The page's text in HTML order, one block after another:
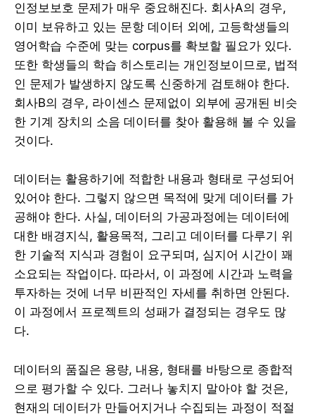
인정보보호 문제가 매우 중요해진다. 회사A의 경우,
이미 보유하고 있는 문항 데이터 외에, 고등학생들의
영어학습 수준에 맞는 corpus를 확보할 필요가 있다.
또한 학생들의 학습 히스토리는 개인정보이므로, 법적
인 문제가 발생하지 않도록 신중하게 검토해야 한다.
회사B의 경우, 라이센스 문제없이 외부에 공개된 비슷
한 기계 장치의 소음 데이터를 찾아 활용해 볼 수 있을
것이다.
데이터는 활용하기에 적합한 내용과 형태로 구성되어
있어야 한다. 그렇지 않으면 목적에 맞게 데이터를 가
공해야 한다. 사실, 데이터의 가공과정에는 데이터에
대한 배경지식, 활용목적, 그리고 데이터를 다루기 위
한 기술적 지식과 경험이 요구되며, 심지어 시간이 꽤
소요되는 작업이다. 따라서, 이 과정에 시간과 노력을
투자하는 것에 너무 비판적인 자세를 취하면 안된다.
이 과정에서 프로젝트의 성패가 결정되는 경우도 많
다.
데이터의 품질은 용량, 내용, 형태를 바탕으로 종합적
으로 평가할 수 있다. 그러나 놓치지 말아야 할 것은,
현재의 데이터가 만들어지거나 수집되는 과정이 적절